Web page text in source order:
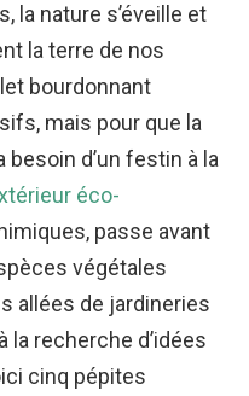
la nature s’éveille et
la terre de nos
bourdonnant
mais pour que la
d’un festin à la
éco-
passe avant
végétales
allées de jardineries
la recherche d’idées
cinq pépites